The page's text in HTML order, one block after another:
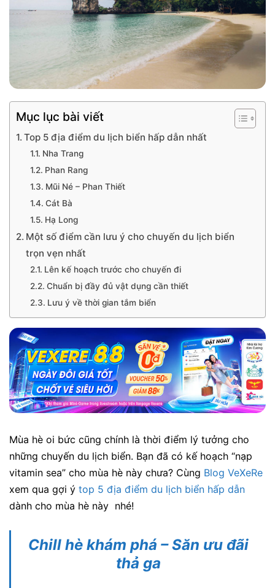
Mục lục bài viết
Top 5 địa điểm du lịch biển hấp dẫn nhất
Nha Trang
Phan Rang
Mũi Né – Phan Thiết
Cát Bà
Hạ Long
Một số điểm cần lưu ý cho chuyến du lịch biển
trọn vẹn nhất
Lên kế hoạch trước cho chuyến đi
Chuẩn bị đầy đủ vật dụng cần thiết
Lưu ý về thời gian tắm biển
Mùa hè oi bức cũng chính là thời điểm lý tưởng cho
những chuyến du lịch biển. Bạn đã có kế hoạch “nạp
vitamin sea” cho mùa hè này chưa? Cùng Blog VeXeRe
xem qua gợi ý top 5 địa điểm du lịch biển hấp dẫn
dành cho mùa hè này nhé!
Chill hè khám phá – Săn ưu đãi
thả ga